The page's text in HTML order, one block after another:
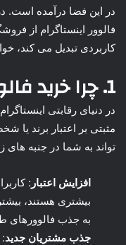
در این فضا درآمده است.
فالوور اینستاگرام از
کاربردی تبدیل می کند،
1. چرا خرید
در دنیای رقابتی
مثبتی بر اعتبار برند یا
تواند به شما در جنبه های
افزایش اعتبار :
بیشتری هستند،
به جذب فالوورهای
جذب مشتریان جدید